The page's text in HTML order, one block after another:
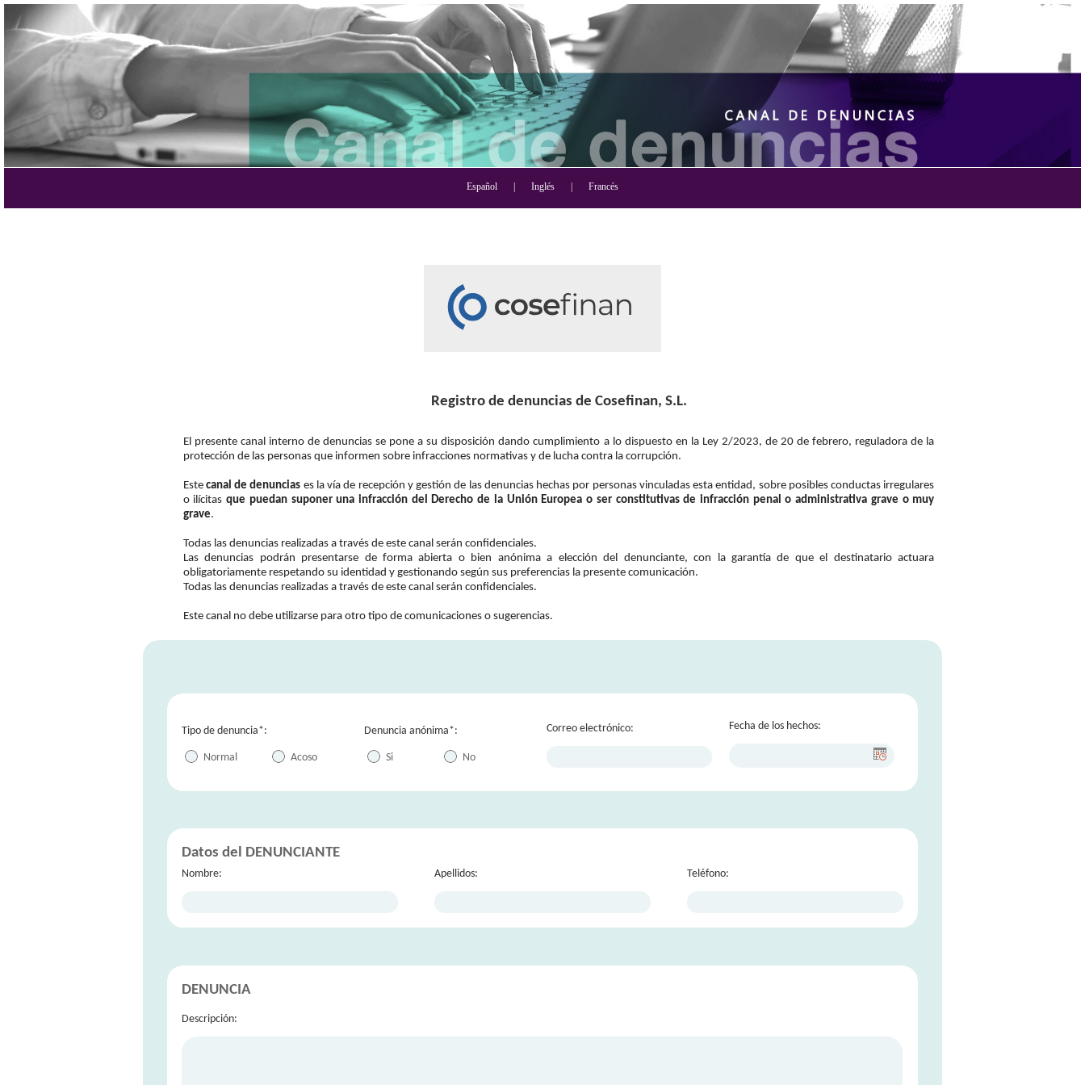
Español Inglés Francés
Registro de denuncias de Cosefinan, S.L.
El presente canal interno de denuncias se pone a su disposición dando cumplimiento a lo dispuesto en la Ley 2/2023, de 20 de febrero, reguladora de la
protección de las personas que informen sobre infracciones normativas y de lucha contra la corrupción.
Este canal de denuncias es la vía de recepción y gestión de las denuncias hechas por personas vinculadas esta entidad, sobre posibles conductas irregulares
o ilícitasque puedan suponer una infracción del Derecho de la Unión Europea o ser constitutivas de infracción penal o administrativa grave o muy
grave.
Todas las denuncias realizadas a través de este canal serán confidenciales.
Las denuncias podrán presentarse de forma abierta o bien anónima a elección del denunciante, con la garantía de que el destinatario actuara
obligatoriamente respetando su identidad y gestionando según sus preferencias la presente comunicación.
Todas las denuncias realizadas a través de este canal serán confidenciales.
Este canal no debe utilizarse para otro tipo de comunicaciones o sugerencias.
Tipo de denuncia*:
Normal Acoso
Denuncia anónima*:
Si No
Correo electrónico: Fecha de los hechos:
Datos del DENUNCIANTE
Nombre: Apellidos: Teléfono:
DENUNCIA
Descripción: